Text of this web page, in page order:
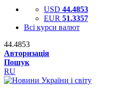
USD 44.4853
EUR 51.3357
Всі курси валют
44.4853
Авторизація
Пошук
RU